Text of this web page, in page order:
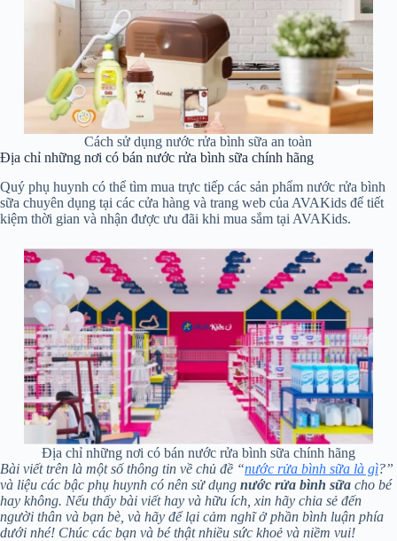
Cách sử dụng nước rửa bình sữa an toàn
Địa chỉ những nơi có bán nước rửa bình sữa chính hãng
Quý phụ huynh có thể tìm mua trực tiếp các sản phẩm nước rửa bình
sữa chuyên dụng tại các cửa hàng và trang web của AVAKids để tiết
kiệm thời gian và nhận được ưu đãi khi mua sắm tại AVAKids.
Địa chỉ những nơi có bán nước rửa bình sữa chính hãng
Bài viết trên là một số thông tin về chủ đề “nước rửa bình sữa là gì?”
và liệu các bậc phụ huynh có nên sử dụng nước rửa bình sữa cho bé
hay không. Nếu thấy bài viết hay và hữu ích, xin hãy chia sẻ đến
người thân và bạn bè, và hãy để lại cảm nghĩ ở phần bình luận phía
dưới nhé! Chúc các bạn và bé thật nhiều sức khoẻ và niềm vui!